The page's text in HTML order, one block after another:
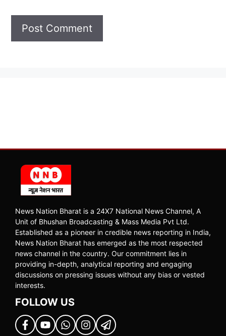
News Nation Bharat is a 24X7 National News Channel, A
Unit of Bhushan Broadcasting & Mass Media Pvt Ltd.
Established as a pioneer in credible news reporting in India,
News Nation Bharat has emerged as the most respected
news channel in the country. Our commitment lies in
providing in-depth, analytical reporting and engaging
discussions on pressing issues without any bias or vested
interests.
FOLLOW US